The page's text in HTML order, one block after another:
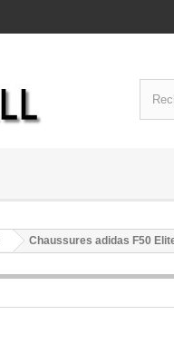
Chaussures adidas F50